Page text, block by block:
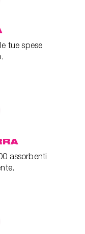
tue spese
assorbenti